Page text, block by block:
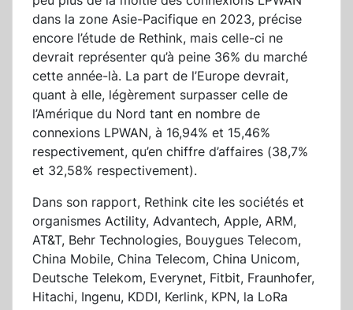
dans la zone Asie-Pacifique en 2023, précise
encore l’étude de Rethink, mais celle-ci ne
devrait représenter qu’à peine 36% du marché
cette année-là. La part de l’Europe devrait,
quant à elle, légèrement surpasser celle de
l’Amérique du Nord tant en nombre de
connexions LPWAN, à 16,94% et 15,46%
respectivement, qu’en chiffre d’affaires (38,7%
et 32,58% respectivement).
Dans son rapport, Rethink cite les sociétés et
organismes Actility, Advantech, Apple, ARM,
AT&T, Behr Technologies, Bouygues Telecom,
China Mobile, China Telecom, China Unicom,
Deutsche Telekom, Everynet, Fitbit, Fraunhofer,
Hitachi, Ingenu, KDDI, Kerlink, KPN, la LoRa